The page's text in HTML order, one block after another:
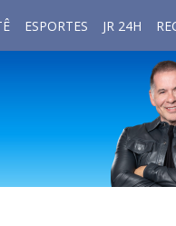
ESPORTES JR 24H